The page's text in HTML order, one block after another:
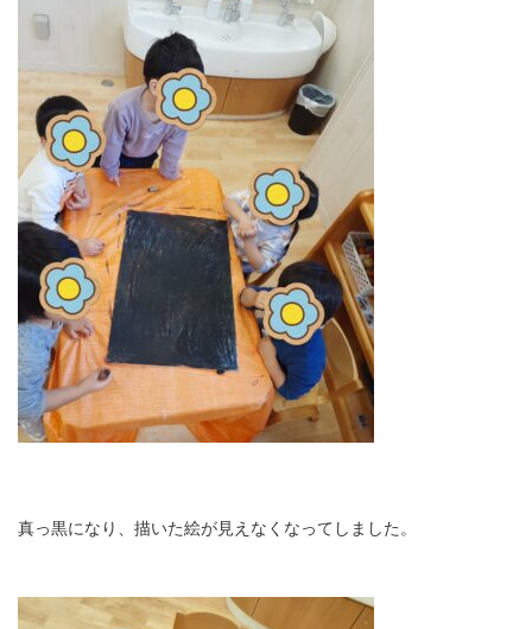
真っ黒になり、描いた絵が見えなくなってしました。